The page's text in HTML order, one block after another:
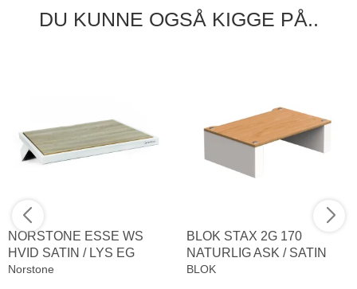
DU KUNNE OGSÅ KIGGE PÅ..
NORSTONE ESSE WS
HVID SATIN / LYS EG
Norstone
BLOK STAX 2G 170
NATURLIG ASK / SATIN
HVID
BLOK